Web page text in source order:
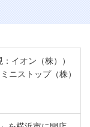
イオン（株））
ニストップ（株）